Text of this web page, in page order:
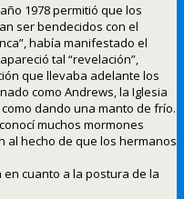
1978 permitió que los
ser bendecidos con el
había manifestado el
tal “revelación”,
que llevaba adelante los
como Andrews, la Iglesia
dando una manto de frío.
muchos mormones
al hecho de que los hermanos
cuanto a la postura de la